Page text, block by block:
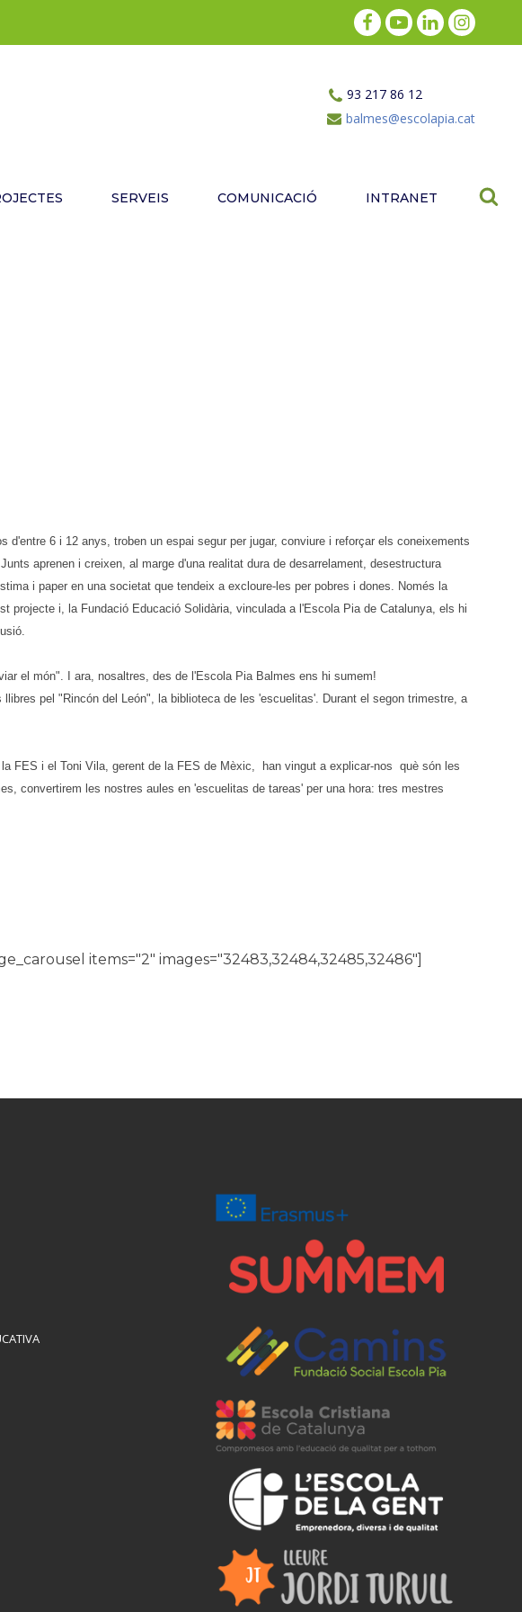
93 217 86 12
balmes@escolapia.cat
SERVEIS COMUNICACIÓ INTRANET
6 i 12 anys, troben un espai segur per jugar, conviure i reforçar els coneixements
aprenen i creixen, al marge d'una realitat dura de desarrelament, desestructura
i paper en una societat que tendeix a excloure-les per pobres i dones. Només la
projecte i, la Fundació Educació Solidària, vinculada a l'Escola Pia de Catalunya, els hi
el món". I ara, nosaltres, des de l'Escola Pia Balmes ens hi sumem!
pel "Rincón del León", la biblioteca de les 'escuelitas'. Durant el segon trimestre, a
FES i el Toni Vila, gerent de la FES de Mèxic,
han vingut a explicar-nos què són les
convertirem les nostres aules en 'escuelitas de tareas' per una hora: tres mestres
items="2" images="32483,32484,32485,32486"]